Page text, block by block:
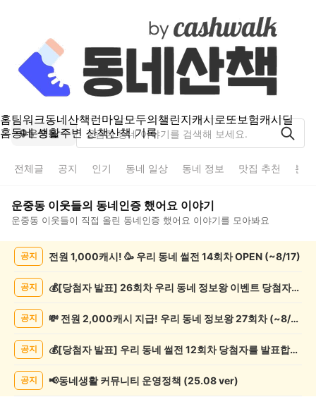
홈팀워크동네산책런마일모두의챌린지캐시로또보험캐시딜
홈동네 생활주변 산책산책 기록
운중동
전체글 공지 인기 동네 일상 동네 정보 맛집 추천 분
운중동 이웃들의 동네인증 했어요 이야기
운중동 이웃들이 직접 올린 동네인증 했어요 이야기를 모아봐요
시
공지 전원 1,000캐시! 🥳 우리 동네 썰전 14회차 OPEN (~8/17)
공지 💰[당첨자 발표] 26회차 우리 동네 정보왕 이벤트 당첨자를 발표합니다!
공지 💸 전원 2,000캐시 지급! 우리 동네 정보왕 27회차 (~8/10)
공지 💰[당첨자 발표] 우리 동네 썰전 12회차 당첨자를 발표합니다!
공지 📢동네생활 커뮤니티 운영정책 (25.08 ver)